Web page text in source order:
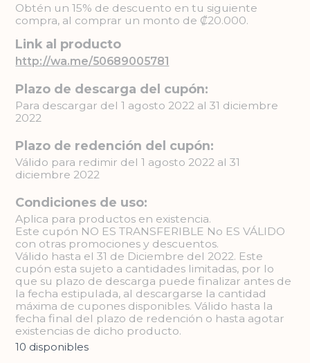
Obtén un 15% de descuento en tu siguiente
compra, al comprar un monto de ₡20.000.
Link al producto
http://wa.me/50689005781
Plazo de descarga del cupón:
Para descargar del 1 agosto 2022 al 31 diciembre
2022
Plazo de redención del cupón:
Válido para redimir del 1 agosto 2022 al 31
diciembre 2022
Condiciones de uso:
Aplica para productos en existencia.
Este cupón NO ES TRANSFERIBLE No ES VÁLIDO
con otras promociones y descuentos.
Válido hasta el 31 de Diciembre del 2022. Este
cupón esta sujeto a cantidades limitadas, por lo
que su plazo de descarga puede finalizar antes de
la fecha estipulada, al descargarse la cantidad
máxima de cupones disponibles. Válido hasta la
fecha final del plazo de redención o hasta agotar
existencias de dicho producto.
10 disponibles